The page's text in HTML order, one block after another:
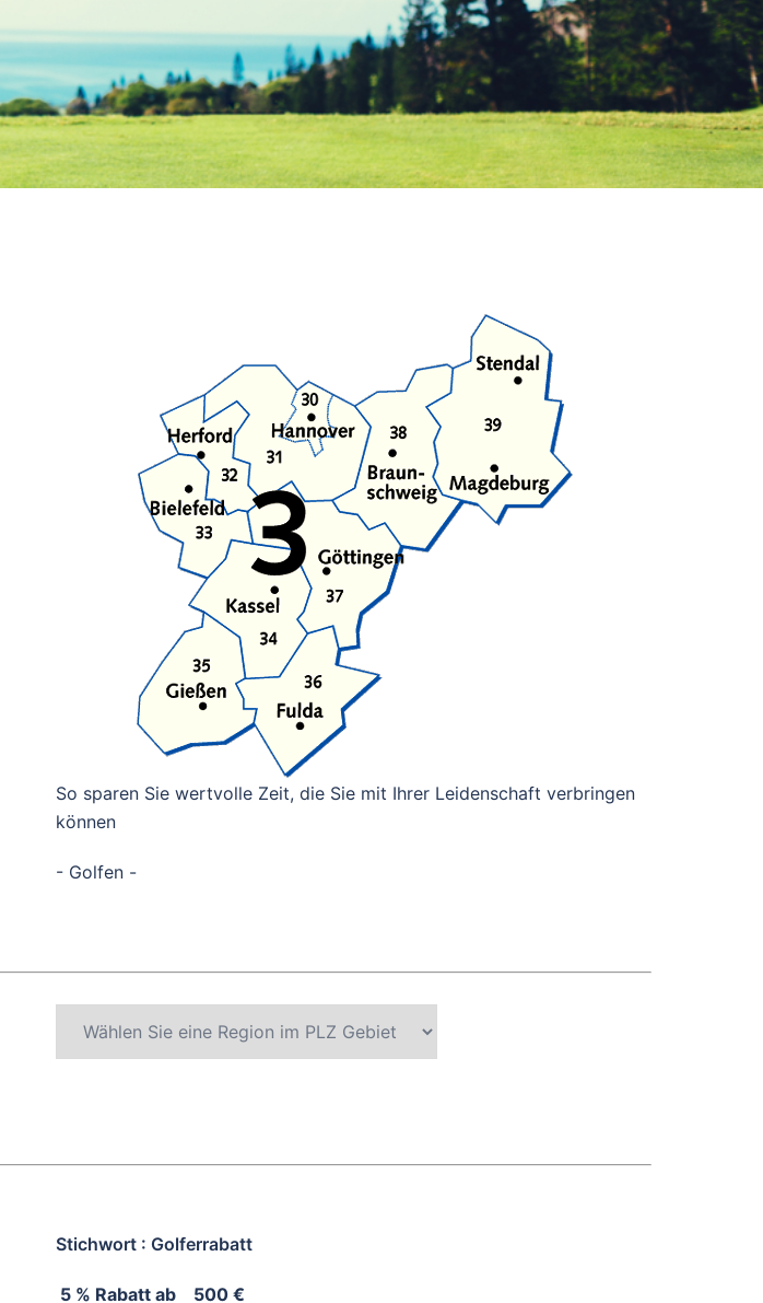
So sparen Sie wertvolle Zeit, die Sie mit Ihrer Leidenschaft verbringen
können
- Golfen -
Stichwort : Golferrabatt
5 % Rabatt ab 500 €